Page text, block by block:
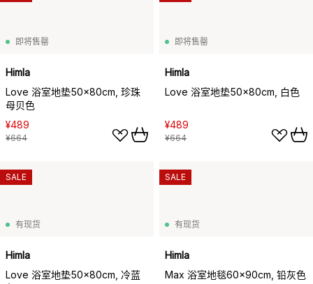
即将售罄
Himla
Love 浴室地垫50x80cm, 珍珠
母贝色
¥489
¥664
即将售罄
Himla
Love 浴室地垫50x80cm, 白色
¥489
¥664
有现货
Himla
Love 浴室地垫50x80cm, 冷蓝
SALE
有现货
Himla
Max 浴室地毯60x90cm, 铅灰色
SALE